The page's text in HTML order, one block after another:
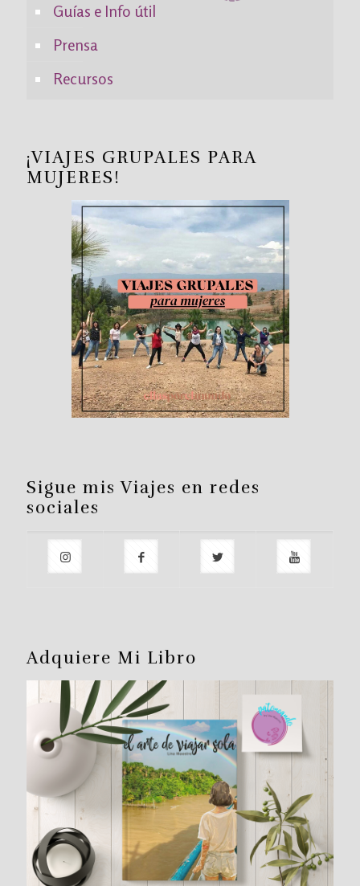
Guías e Info útil
Prensa
Recursos
¡VIAJES GRUPALES PARA
MUJERES!
Sigue mis Viajes en redes
sociales
Adquiere Mi Libro